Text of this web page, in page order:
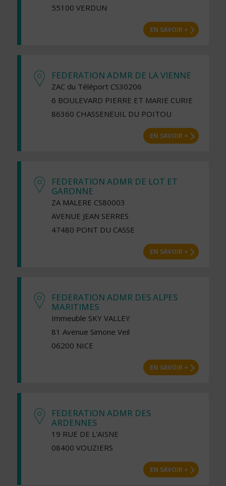
55100 VERDUN
EN SAVOIR +
FEDERATION ADMR DE LA VIENNE
ZAC du Téléport CS30206
6 BOULEVARD PIERRE ET MARIE CURIE
86360 CHASSENEUIL DU POITOU
EN SAVOIR +
FEDERATION ADMR DE LOT ET
GARONNE
ZA MALERE CS80003
AVENUE JEAN SERRES
47480 PONT DU CASSE
EN SAVOIR +
FEDERATION ADMR DES ALPES
MARITIMES
Immeuble SKY VALLEY
81 Avenue Simone Veil
06200 NICE
EN SAVOIR +
FEDERATION ADMR DES
ARDENNES
19 RUE DE L'AISNE
08400 VOUZIERS
EN SAVOIR +